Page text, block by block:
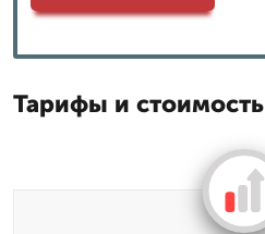
Тарифы и стоимость